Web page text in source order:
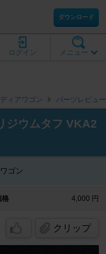
ダウンロード
メニュー
ログイン
ィアワゴン パーツレビュー
ジウムタフ VKA2
ゴン
格 4,000 円
クリップ